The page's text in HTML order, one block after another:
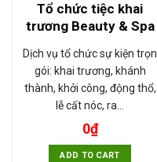
Tổ chức tiệc khai
trương Beauty & Spa
Dịch vụ tổ chức sự kiện trọn
gói: khai trương, khánh
thành, khởi công, động thổ,
lễ cất nóc, ra…
0₫
ADD TO CART